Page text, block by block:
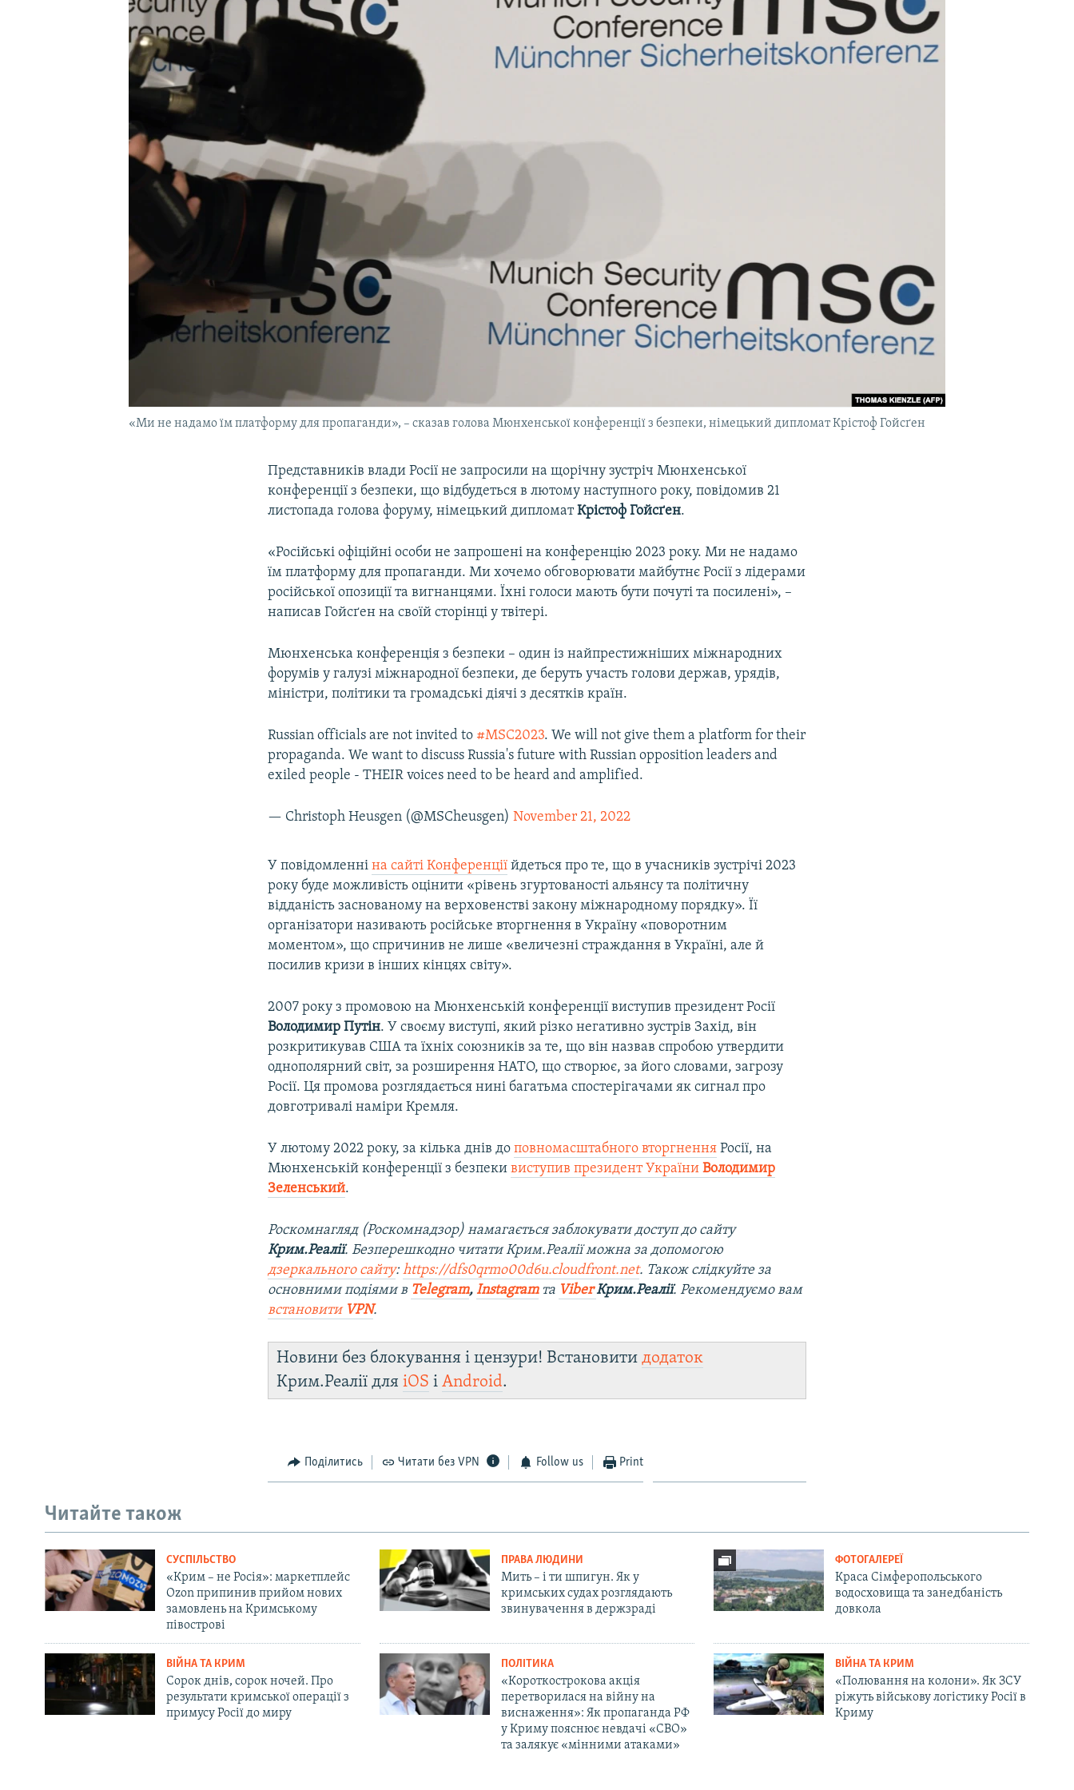
УКРАЇНСЬКА ПРОБЛЕМА КРИМУ
«Ми не надамо їм платформу для пропаганди», – сказав голова Мюнхенської конференції з безпеки, німецький дипломат Крістоф Гойсґен
Представників влади Росії не запросили на щорічну зустріч Мюнхенської
конференції з безпеки, що відбудеться в лютому наступного року, повідомив 21
листопада голова форуму, німецький дипломатКрістоф Гойсґен.
«Російські офіційні особи не запрошені на конференцію 2023 року. Ми не надамо
їм платформу для пропаганди. Ми хочемо обговорювати майбутнє Росії з лідерами
російської опозиції та вигнанцями. Їхні голоси мають бути почуті та посилені», –
написав Гойсґен на своїй сторінці у твітері.
Мюнхенська конференція з безпеки – один із найпрестижніших міжнародних
форумів у галузі міжнародної безпеки, де беруть участь голови держав, урядів,
міністри, політики та громадські діячі з десятків країн.
Russian officials are not invited to #MSC2023. We will not give them a platform for their
propaganda. We want to discuss Russia's future with Russian opposition leaders and
exiled people - THEIR voices need to be heard and amplified.
— Christoph Heusgen (@MSCheusgen)November 21, 2022
У повідомленніна сайті Конференції йдеться про те, що в учасників зустрічі 2023
року буде можливість оцінити «рівень згуртованості альянсу та політичну
відданість заснованому на верховенстві закону міжнародному порядку». Її
організатори називають російське вторгнення в Україну «поворотним
моментом», що спричинив не лише «величезні страждання в Україні, але й
посилив кризи в інших кінцях світу».
2007 року з промовою на Мюнхенській конференції виступив президент Росії
Володимир Путін. У своєму виступі, який різко негативно зустрів Захід, він
розкритикував США та їхніх союзників за те, що він назвав спробою утвердити
однополярний світ, за розширення НАТО, що створює, за його словами, загрозу
Росії. Ця промова розглядається нині багатьма спостерігачами як сигнал про
довготривалі наміри Кремля.
У лютому 2022 року, за кілька днів доповномасштабного вторгнення Росії, на
Мюнхенській конференції з безпекивиступив президент УкраїниВолодимир
Зеленський.
Роскомнагляд (Роскомнадзор) намагається заблокувати доступ до сайту
Крим.Реалії. Безперешкодно читати Крим.Реалії можна за допомогою
дзеркального сайту:https://dfs0qrmo00d6u.cloudfront.net. Також слідкуйте за
основними подіями в Telegram,Instagramта ViberКрим.Реалії. Рекомендуємо вам
встановити VPN.
Новини без блокування і цензури! Встановитидодаток
Крим.Реалії дляiOS іAndroid.
Поділитись Читати без VPN Follow us Print
Читайте також
СУСПІЛЬСТВО
«Крим – не Росія»: маркетплейс
Ozon припинив прийом нових
замовлень на Кримському
півострові
ПРАВА ЛЮДИНИ
Мить – і ти шпигун. Як у
кримських судах розглядають
звинувачення в держзраді
ФОТОГАЛЕРЕЇ
Краса Сімферопольського
водосховища та занедбаність
довкола
ВІЙНА ТА КРИМ
Сорок днів, сорок ночей. Про
результати кримської операції з
примусу Росії до миру
ПОЛІТИКА
«Короткострокова акція
перетворилася на війну на
виснаження»: Як пропаганда РФ
у Криму пояснює невдачі «СВО»
та залякує «мінними атаками»
ВІЙНА ТА КРИМ
«Полювання на колони». Як ЗСУ
ріжуть військову логістику Росії в
Криму